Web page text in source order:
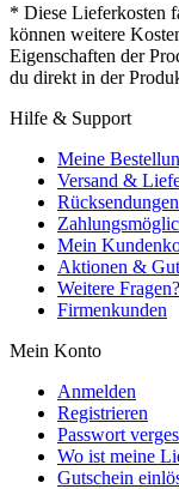
* Diese Lieferkosten
können weitere
Eigenschaften der
du direkt in der
Hilfe & Support
Meine
Versand &
Mein
Aktionen &
Weitere Fragen?
Firmenkunden
Mein Konto
Anmelden
Registrieren
Passwort
Wo ist meine
Gutschein